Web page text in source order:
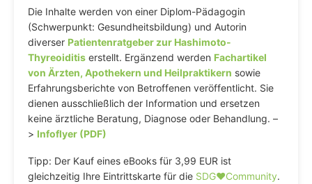
Die Inhalte werden von einer Diplom-Pädagogin
(Schwerpunkt: Gesundheitsbildung) und Autorin
diverser Patientenratgeber zur Hashimoto-
Thyreoiditis erstellt. Ergänzend werden Fachartikel
von Ärzten, Apothekern und Heilpraktikern sowie
Erfahrungsberichte von Betroffenen veröffentlicht. Sie
dienen ausschließlich der Information und ersetzen
keine ärztliche Beratung, Diagnose oder Behandlung. –
> Infoflyer (PDF)
Tipp: Der Kauf eines eBooks für 3,99 EUR ist
gleichzeitig Ihre Eintrittskarte für die SDG♥️Community.